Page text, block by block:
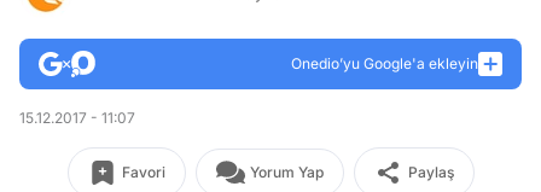
Onedio’yu Google'a ekleyin
15.12.2017 - 11:07
Favori Yorum Yap Paylaş